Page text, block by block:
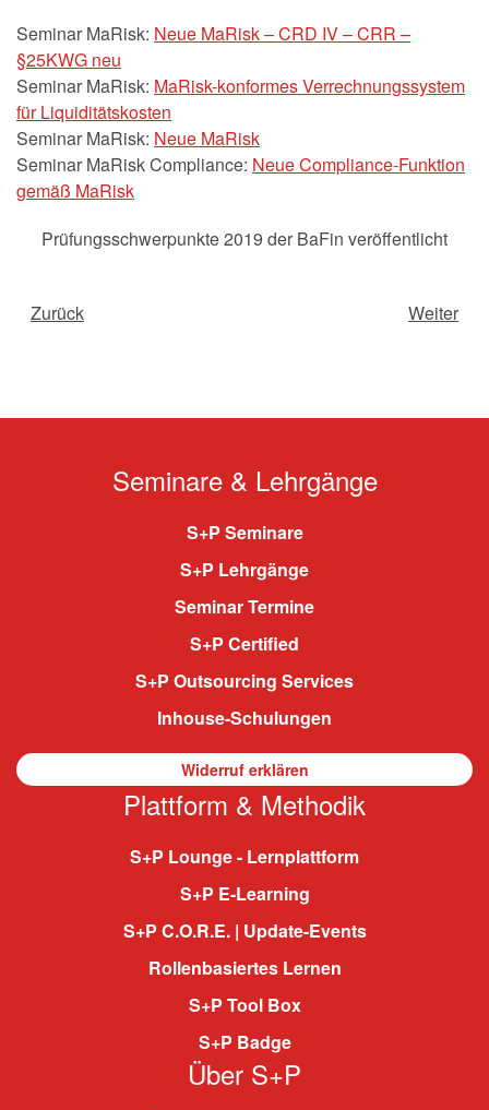
Seminar MaRisk: Neue MaRisk – CRD IV – CRR –
§25KWG neu
Seminar MaRisk: MaRisk-konformes Verrechnungssystem
für Liquiditätskosten
Seminar MaRisk: Neue MaRisk
Seminar MaRisk Compliance: Neue Compliance-Funktion
gemäß MaRisk
Prüfungsschwerpunkte 2019 der BaFin veröffentlicht
Zurück Weiter
Seminare & Lehrgänge
S+P Seminare
S+P Lehrgänge
Seminar Termine
S+P Certified
S+P Outsourcing Services
Inhouse-Schulungen
Widerruf erklären
Plattform & Methodik
S+P Lounge - Lernplattform
S+P E-Learning
S+P C.O.R.E. | Update-Events
Rollenbasiertes Lernen
S+P Tool Box
S+P Badge
Über S+P